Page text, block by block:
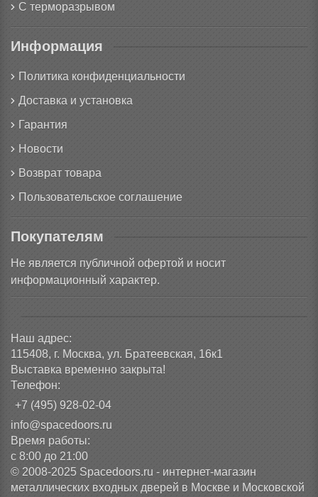
С терморазрывом
Информация
Политика конфиденциальности
Доставка и установка
Гарантия
Новости
Возврат товара
Пользовательское соглашение
Покупателям
Не является публичной офертой и носит
информационный характер.
Наш адрес:
115408, г. Москва, ул. Братеевская, 16к1
Выставка временно закрыта!
Телефон:
+7 (495) 928-02-04
info@spacedoors.ru
Время работы:
с 8:00 до 21:00
© 2008-2025 Spacedoors.ru - интернет-магазин
металлических входных дверей в Москве и Московской